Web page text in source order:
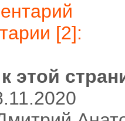
[2]:
этой